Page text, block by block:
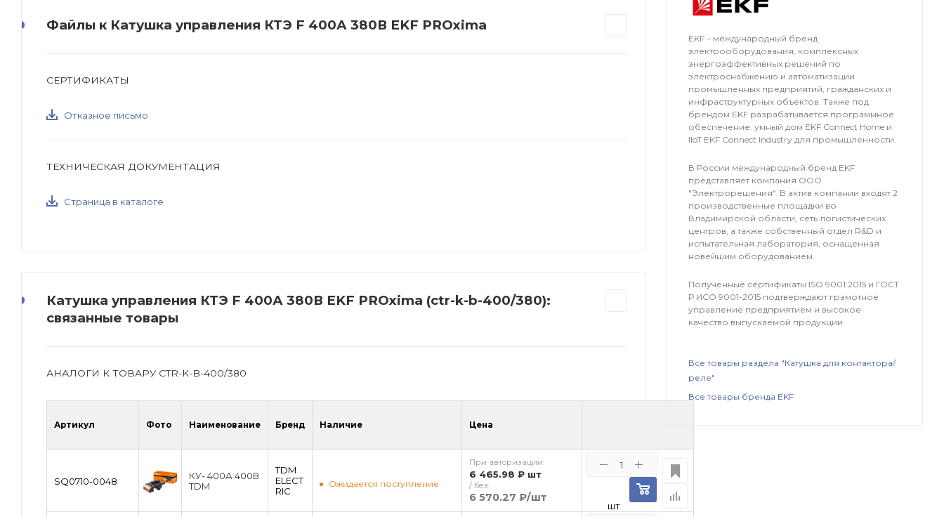
Файлы к Катушка управления КТЭ F 400А 380В EKF PROxima
СЕРТИФИКАТЫ
Отказное письмо
ТЕХНИЧЕСКАЯ ДОКУМЕНТАЦИЯ
Страница в каталоге
Катушка управления КТЭ F 400А 380В EKF PROxima (ctr-k-b-400/380):
связанные товары
АНАЛОГИ К ТОВАРУ CTR-K-B-400/380
Артикул Фото Наименование Бренд Наличие Цена
SQ0710-0048
КУ- 400А 400В
TDM
TDM
ЕLECT
RIC
Ожидается поступление
При авторизации:
6 465.98 ₽ шт
/ без:
6 570.27 ₽/шт
шт
EKF – международный бренд
электрооборудования, комплексных
энергоэффективных решений по
электроснабжению и автоматизации
промышленных предприятий, гражданских и
инфраструктурных объектов. Также под
брендом EKF разрабатывается программное
обеспечение: умный дом EKF Connect Home и
IIoT EKF Connect Industry для промышленности.
В России международный бренд EKF
представляет компания OOO
"Электрорешения". В актив компании входят 2
производственные площадки во
Владимирской области, сеть логистических
центров, а также собственный отдел R&D и
испытательная лаборатория, оснащенная
новейшим оборудованием.
Полученные сертификаты ISO 9001:2015 и ГОСТ
Р ИСО 9001-2015 подтверждают грамотное
управление предприятием и высокое
качество выпускаемой продукции.
Все товары раздела "Катушка для контактора/
реле"
Все товары бренда EKF